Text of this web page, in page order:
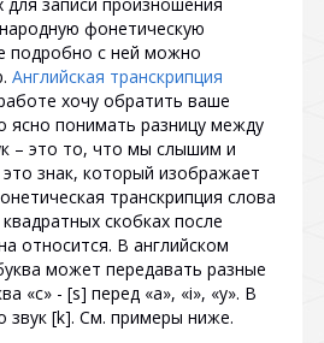
для записи произношения
фонетическую
подробно с ней можно
Английская транскрипция
хочу обратить ваше
ясно понимать разницу между
– это то, что мы слышим и
знак, который изображает
транскрипция слова
скобках после
относится. В английском
может передавать разные
«c» - [s] перед «a», «i», «y». В
звук [k]. См. примеры ниже.